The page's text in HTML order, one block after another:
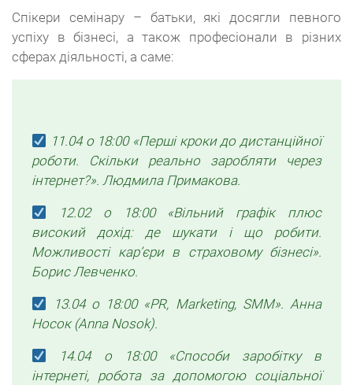
Спікери семінару – батьки, які досягли певного
успіху в бізнесі, а також професіонали в різних
сферах діяльності, а саме:
11.04 о 18:00 «Перші кроки до дистанційної
роботи. Скільки реально заробляти через
інтернет?». Людмила Примакова.
12.02 о 18:00 «Вільний графік плюс
високий дохід: де шукати і що робити.
Можливості кар’єри в страховому бізнесі».
Борис Левченко.
13.04 о 18:00 «PR, Marketing, SMM». Анна
Носок (Anna Nosok).
14.04 о 18:00 «Способи заробітку в
інтернеті, робота за допомогою соціальної